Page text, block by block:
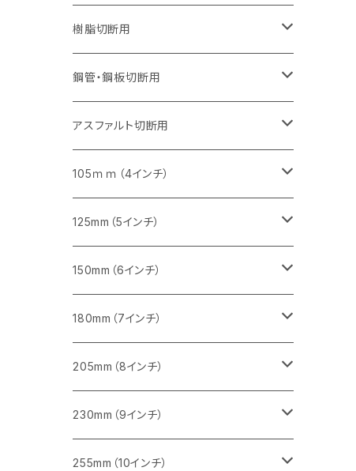
セグメント（特殊凸凹加工チップ）
セグメントタイプ（一般道路カッター用
セグメントタイプ
セグメントタイプ（一般道路カッター用
405mm（16インチ）
セグメントタイプ
セグメントタイプ（一般道路カッター用
455mm（18インチ）
セグメント（一般道路カッター用
埋設鋳鉄管工事対応タイプ
セグメントタイプ
埋設鋳鉄管工事対応タイプ
405mm（16インチ）
セグメントタイプ
埋設鋳鉄管工事対応タイプ
ウェーブタイプ
セグメントタイプ
セグメントタイプ（一般道路カッター用
305mm（12インチ）
セグメント
セグメント（特殊凸凹加工チップ）
355mm（14インチ）
セグメント
セグメント（特殊凸凹加工チップ）
405mm（16インチ）
セグメント
セグメント（一般道路カッター用
473mm（18インチ）
セグメント（一般道路カッター用
セグメントタイプ
230mm（9インチ）
セグメントタイプ
255mm（10インチ）
セグメントタイプ
305mm（12インチ）
セグメント
セグメント（特殊凸凹加工チップ）
355mm（14インチ）
セグメント
セグメント（特殊凸凹加工チップ）
405mm（16インチ）
セグメントタイプ
305mm（12インチ）
砥石（補強綱入り）
355mm（14インチ）
砥石（補強綱入り）
樹脂切断用
305mm（12インチ）
砥石（補強綱入り）
355mm（14インチ）
砥石（補強綱入り）
鋼管・鋼板切断用
305mm（12インチ）
砥石（補強綱入り）
355mm（14インチ）
砥石（補強綱入り）
アスファルト切断用
255ｍｍ（10インチ）
一般道路カッター用
305ｍｍ（12インチ）
一般道路カッター用
355ｍｍ（14インチ）
一般道路カッター用
405mm（16インチ）
一般道路カッター用
455ｍｍ（18インチ）
一般道路カッター用
105ｍｍ（4インチ）
タイル切断用
みかげ石（御影石）切断用
コンクリート切断用
ブロック切断用
レンガ切断用
インターロッキング切断用
125mm（5インチ）
タイル切断用
みかげ石（御影石）切断用
コンクリート切断用
ブロック切断用
レンガ切断用
150mm（6インチ）
みかげ石（御影石）切断用
コンクリート切断用
ブロック切断用
レンガ切断用
180mm（7インチ）
みかげ石（御影石）切断用
コンクリート切断用
ブロック切断用
205mm（8インチ）
みかげ石（御影石）切断用
コンクリート切断用
230mm（9インチ）
みかげ石（御影石）切断用
255mm（10インチ）